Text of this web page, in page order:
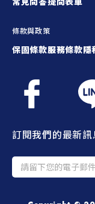
條款與政策
保固條款服務條款隱
訂閱我們的最新訊